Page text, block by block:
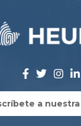
a